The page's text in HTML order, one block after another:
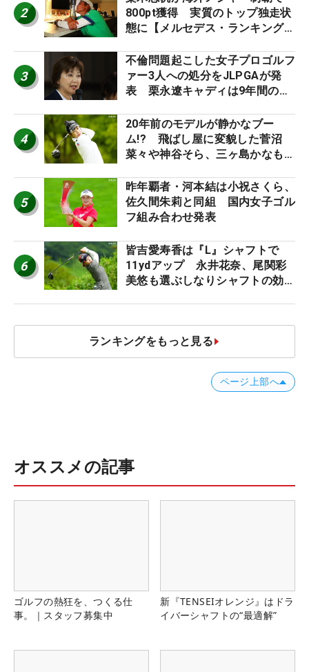
2
800pt獲得 実質のトップ独走状
態に【メルセデス・ランキング番
3
不倫問題起こした女子プロゴルフ
ァー3人への処分をJLPGAが発
表 栗永遼キャディは9年間の立
4
20年前のモデルが静かなブー
ム!? 飛ばし屋に変貌した菅沼
菜々や神谷そら、三ヶ島かなも使
ロたちの“飛ばしギア”】
5
昨年覇者・河本結は小祝さくら、
佐久間朱莉と同組 国内女子ゴル
フ組み合わせ発表
6
皆吉愛寿香は『L』シャフトで
11ydアップ 永井花奈、尾関彩
美悠も選ぶしなりシャフトの効果
ランキングをもっと見る
ページ上部へ
オススメの記事
ゴルフの熱狂を、つくる仕
事。｜スタッフ募集中
新『TENSEIオレンジ』はドラ
イバーシャフトの“最適解”